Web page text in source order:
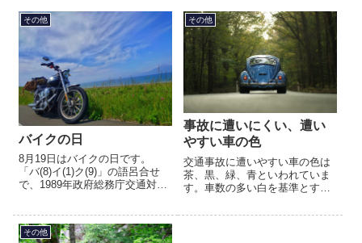
その他
バイクの日
8月19日はバイクの日です。
「バ(8)イ(1)ク(9)」の語呂合せ
で、1989年政府総務庁交通対策
定しました。車に比べて車体が
小さいバイクは、小...
その他
事故に遭いにくい、遭い
やすい車の色
交通事故に遭いやすい車の色は
茶、黒、緑、青といわれていま
す。車数の多い白を基準とする
す。黒は、ボディがスリムに見
その他